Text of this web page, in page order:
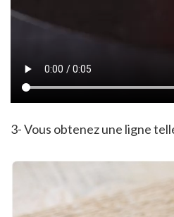
3- Vous obtenez une ligne